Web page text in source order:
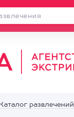
Каталог развлечений